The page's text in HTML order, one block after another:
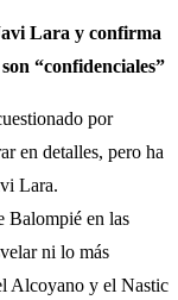
Lara y confirma
“confidenciales”
por
en detalles, pero ha
Lara.
Balompié en las
ni lo más
Alcoyano y el Nastic